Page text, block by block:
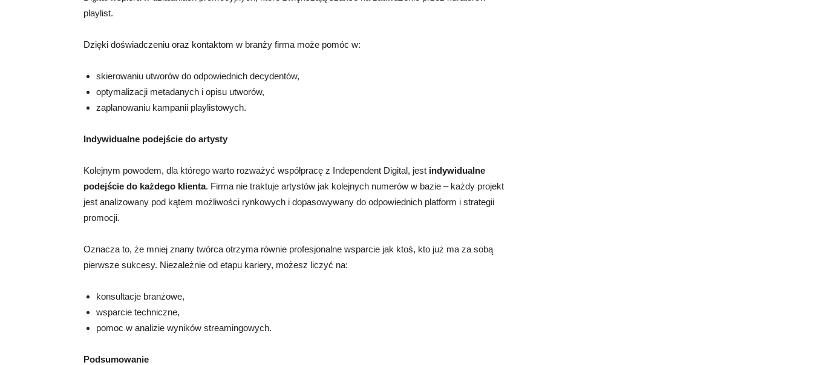
playlist.
Dzięki doświadczeniu oraz kontaktom w branży firma może pomóc w:
skierowaniu utworów do odpowiednich decydentów,
optymalizacji metadanych i opisu utworów,
zaplanowaniu kampanii playlistowych.
Indywidualne podejście do artysty
Kolejnym powodem, dla którego warto rozważyć współpracę z Independent Digital, jest indywidualne
podejście do każdego klienta. Firma nie traktuje artystów jak kolejnych numerów w bazie – każdy projekt
jest analizowany pod kątem możliwości rynkowych i dopasowywany do odpowiednich platform i strategii
promocji.
Oznacza to, że mniej znany twórca otrzyma równie profesjonalne wsparcie jak ktoś, kto już ma za sobą
pierwsze sukcesy. Niezależnie od etapu kariery, możesz liczyć na:
konsultacje branżowe,
wsparcie techniczne,
pomoc w analizie wyników streamingowych.
Podsumowanie